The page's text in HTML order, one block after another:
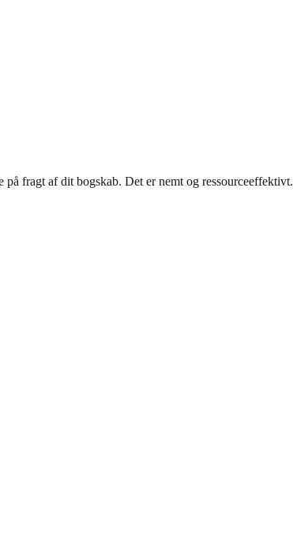
fragt af dit bogskab. Det er nemt og ressourceeffektivt.